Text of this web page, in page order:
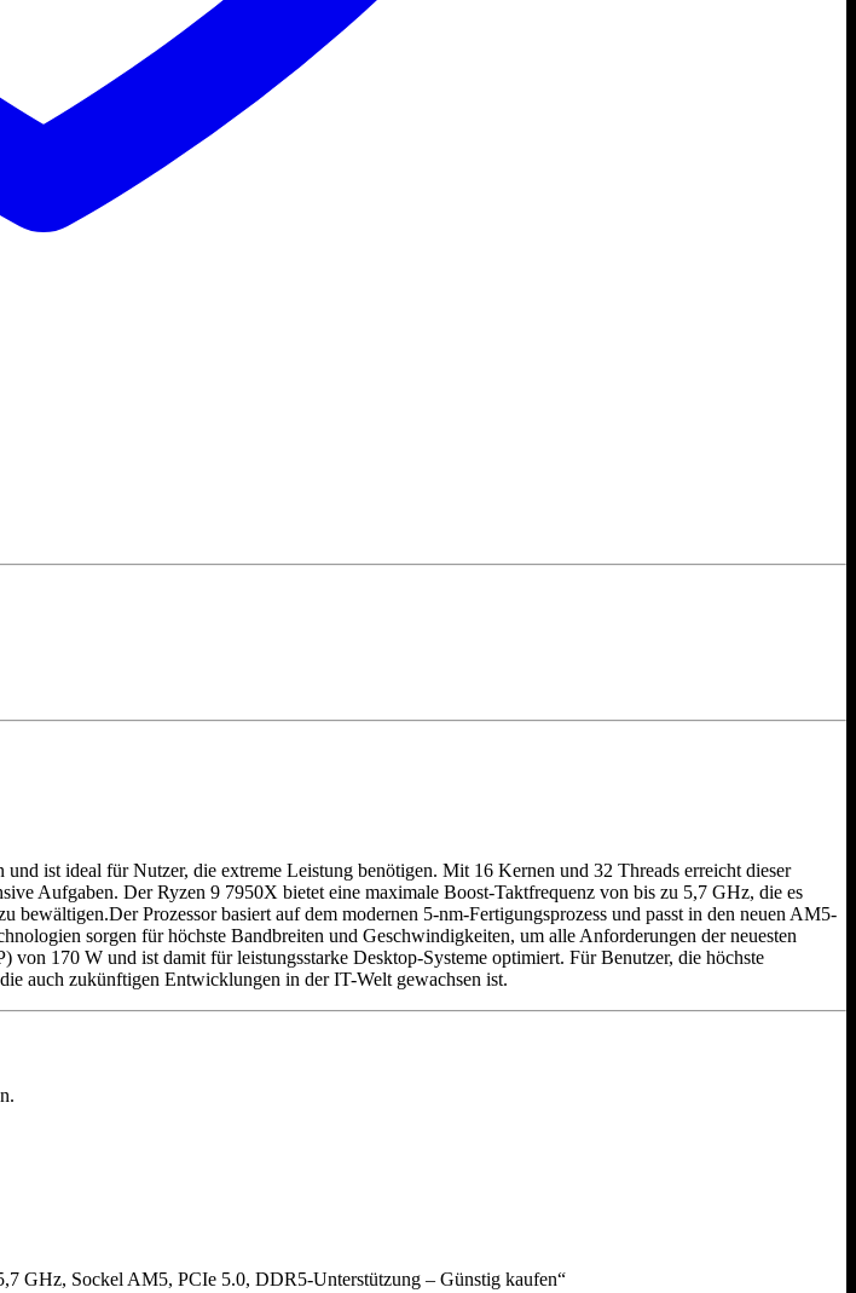
ist ideal für Nutzer, die extreme Leistung benötigen. Mit 16 Kernen und 32 Threads erreicht dieser
Aufgaben. Der Ryzen 9 7950X bietet eine maximale Boost-Taktfrequenz von bis zu 5,7 GHz, die es
Prozessor basiert auf dem modernen 5-nm-Fertigungsprozess und passt in den neuen AM5-
sorgen für höchste Bandbreiten und Geschwindigkeiten, um alle Anforderungen der neuesten
170 W und ist damit für leistungsstarke Desktop-Systeme optimiert. Für Benutzer, die höchste
auch zukünftigen Entwicklungen in der IT-Welt gewachsen ist.
GHz, Sockel AM5, PCIe 5.0, DDR5-Unterstützung – Günstig kaufen“